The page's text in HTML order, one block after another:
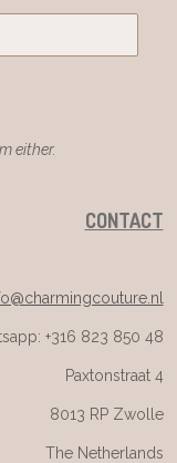
either.
CONTACT
+316 823 850 48
Paxtonstraat 4
8013 RP Zwolle
The Netherlands